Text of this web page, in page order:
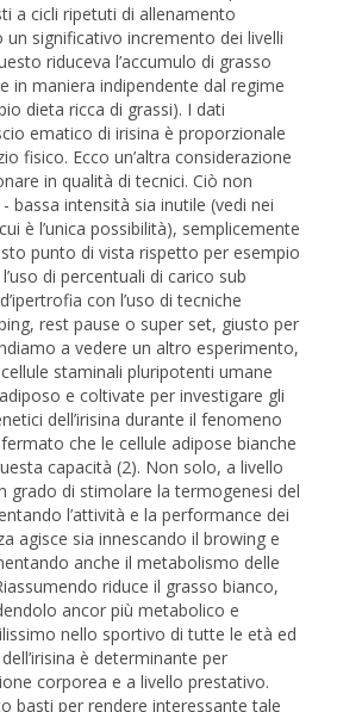
a cicli ripetuti di allenamento
significativo incremento dei livelli
riduceva l’accumulo di grasso
in maniera indipendente dal regime
dieta ricca di grassi). I dati
ematico di irisina è proporzionale
fisico. Ecco un’altra considerazione
in qualità di tecnici. Ciò non
bassa intensità sia inutile (vedi nei
è l’unica possibilità), semplicemente
punto di vista rispetto per esempio
di percentuali di carico sub
con l’uso di tecniche
rest pause o super set, giusto per
a vedere un altro esperimento,
staminali pluripotenti umane
e coltivate per investigare gli
dell’irisina durante il fenomeno
che le cellule adipose bianche
capacità (2). Non solo, a livello
grado di stimolare la termogenesi del
l’attività e la performance dei
agisce sia innescando il browing e
anche il metabolismo delle
riduce il grasso bianco,
ancor più metabolico e
nello sportivo di tutte le età ed
è determinante per
corporea e a livello prestativo.
basti per rendere interessante tale